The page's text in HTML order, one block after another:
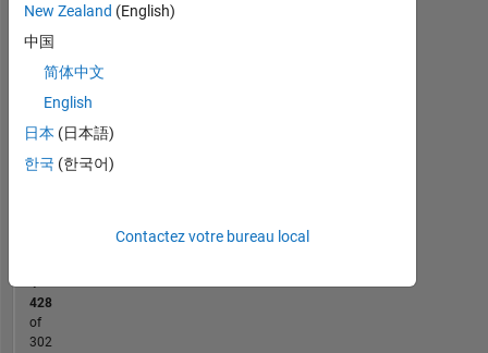
CONTRIBUTIONS 3
01/17
01/18
01/19
01/20
01/22
01/23
01/24
01/26
03/18
05/19
07/20
09/21
11/22
03/25
4
428
of
302
New Zealand (English)
中国
简体中文
English
日本 (日本語)
한국 (한국어)
Contactez votre bureau local